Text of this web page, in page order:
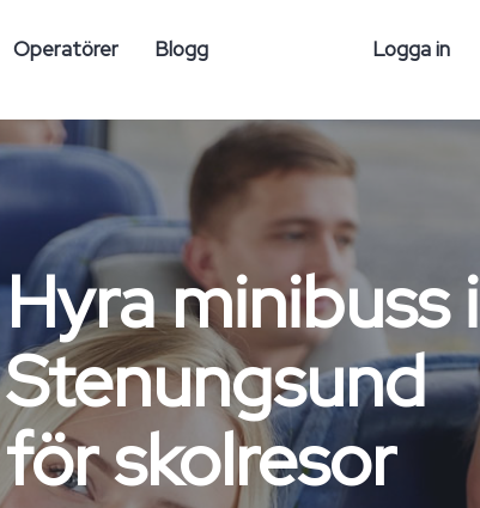
Operatörer Blogg Logga in
Hyra minibuss i
Stenungsund
för skolresor